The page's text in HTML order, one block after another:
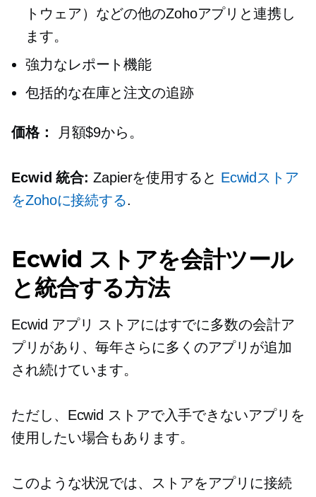
トウェア）などの他のZohoアプリと連携し
ます。
強力なレポート機能
包括的な在庫と注文の追跡
価格： 月額$9から。
Ecwid 統合: Zapierを使用すると Ecwidストア
をZohoに接続する.
Ecwid ストアを会計ツール
と統合する方法
Ecwid アプリ ストアにはすでに多数の会計ア
プリがあり、毎年さらに多くのアプリが追加
され続けています。
ただし、Ecwid ストアで入手できないアプリを
使用したい場合もあります。
このような状況では、ストアをアプリに接続